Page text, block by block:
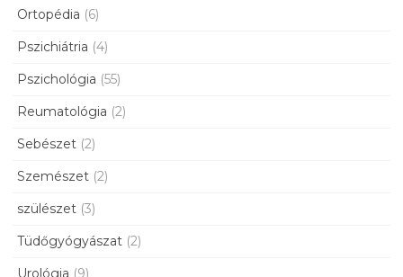
Ortopédia (6)
Pszichiátria (4)
Pszichológia (55)
Reumatológia (2)
Sebészet (2)
Szemészet (2)
szülészet (3)
Tüdőgyógyászat (2)
Urológia (9)